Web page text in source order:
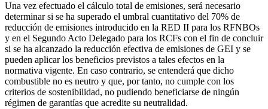
Una vez efectuado el cálculo total de emisiones, será necesario
determinar si se ha superado el umbral cuantitativo del 70% de
reducción de emisiones introducido en la RED II para los RFNBOs
y en el Segundo Acto Delegado para los RCFs con el fin de concluir
si se ha alcanzado la reducción efectiva de emisiones de GEI y se
pueden aplicar los beneficios previstos a tales efectos en la
normativa vigente. En caso contrario, se entenderá que dicho
combustible no es neutro y que, por tanto, no cumple con los
criterios de sostenibilidad, no pudiendo beneficiarse de ningún
régimen de garantías que acredite su neutralidad.